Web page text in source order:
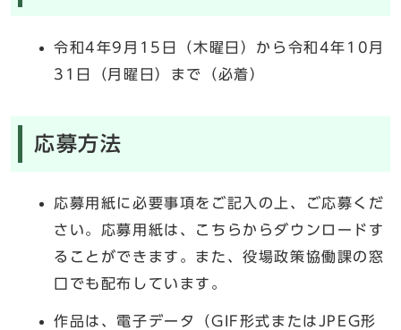
令和4年9月15日（木曜日）から令和4年10月
31日（月曜日）まで（必着）
応募方法
応募用紙に必要事項をご記入の上、ご応募くだ
さい。応募用紙は、こちらからダウンロードす
ることができます。また、役場政策協働課の窓
口でも配布しています。
作品は、電子データ（GIF形式またはJPEG形